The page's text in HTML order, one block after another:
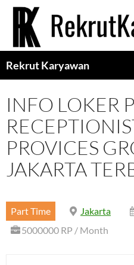
Langsung
Rekrut Karyawan
INFO LOKER
PROVICES
JAKARTA
Part Time Jakarta
5000000 RP / Month